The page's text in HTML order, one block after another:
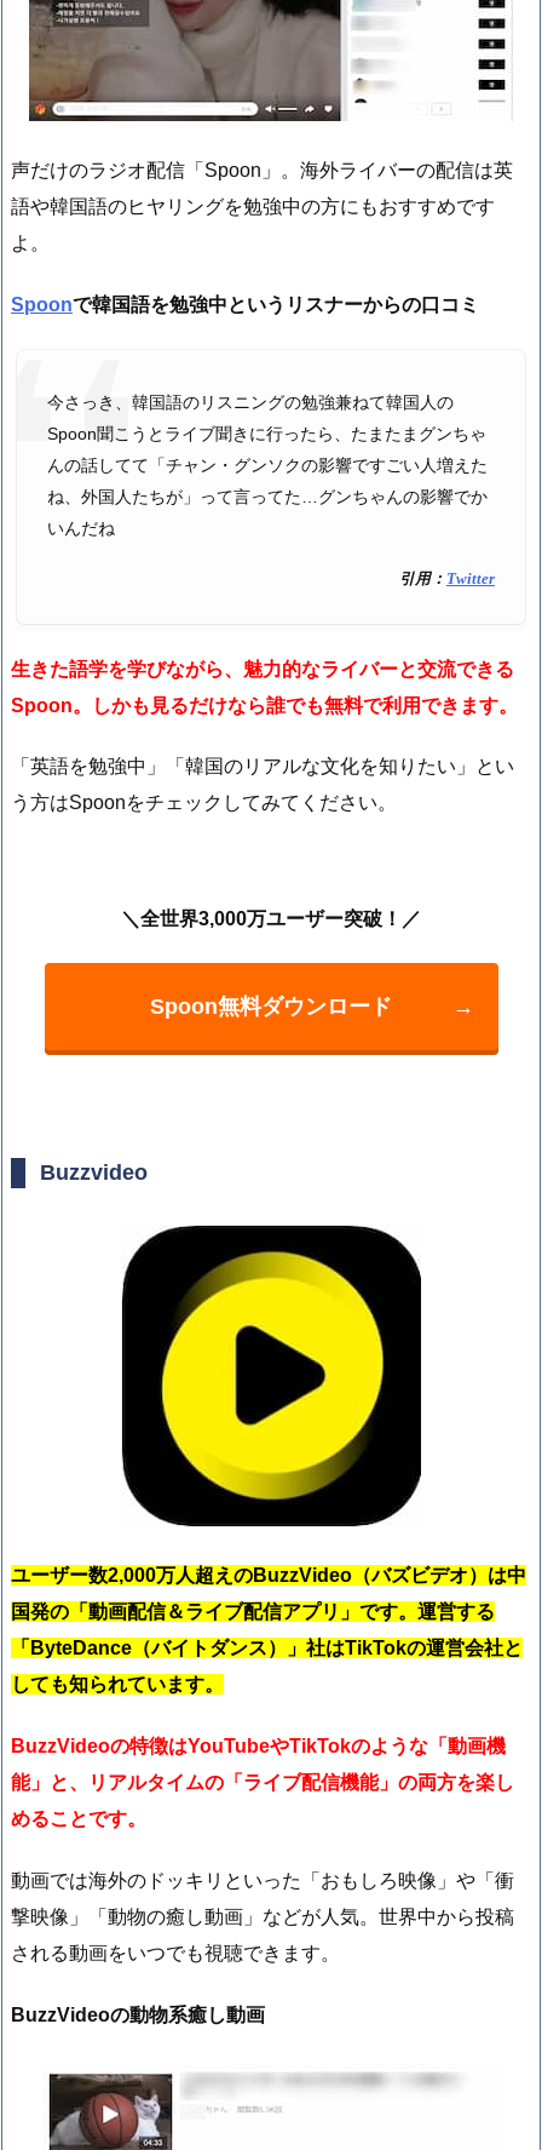
声だけのラジオ配信「Spoon」。海外ライバーの配信は英
語や韓国語のヒヤリングを勉強中の方にもおすすめです
よ。
Spoonで韓国語を勉強中というリスナーからの口コミ
今さっき、韓国語のリスニングの勉強兼ねて韓国人の
Spoon聞こうとライブ聞きに行ったら、たまたまグンちゃ
んの話してて「チャン・グンソクの影響ですごい人増えた
ね、外国人たちが」って言ってた…グンちゃんの影響でか
いんだね
引用： Twitter
生きた語学を学びながら、魅力的なライバーと交流できる
Spoon。しかも見るだけなら誰でも無料で利用できます。
「英語を勉強中」「韓国のリアルな文化を知りたい」とい
う方はSpoonをチェックしてみてください。
＼全世界3,000万ユーザー突破！／
Spoon無料ダウンロード →
Buzzvideo
ユーザー数2,000万人超えのBuzzVideo（バズビデオ）は中
国発の「動画配信＆ライブ配信アプリ」です。運営する
「ByteDance（バイトダンス）」社はTikTokの運営会社と
しても知られています。
BuzzVideoの特徴はYouTubeやTikTokのような「動画機
能」と、リアルタイムの「ライブ配信機能」の両方を楽し
めることです。
動画では海外のドッキリといった「おもしろ映像」や「衝
撃映像」「動物の癒し動画」などが人気。世界中から投稿
される動画をいつでも視聴できます。
BuzzVideoの動物系癒し動画